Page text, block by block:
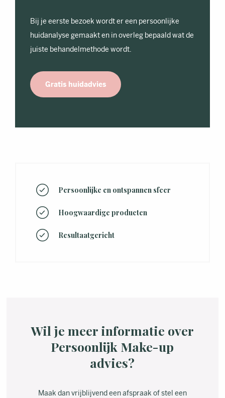
Bij je eerste bezoek wordt er een persoonlijke
huidanalyse gemaakt en in overleg bepaald wat de
juiste behandelmethode wordt.
Gratis huidadvies
Persoonlijke en ontspannen sfeer
Hoogwaardige producten
Resultaatgericht
Wil je meer informatie over
Persoonlijk Make-up
advies?
Maak dan vrijblijvend een afspraak of stel een